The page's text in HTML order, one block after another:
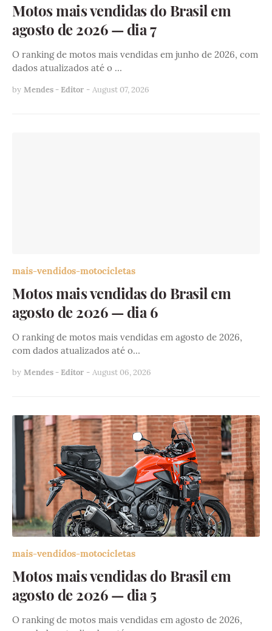
Motos mais vendidas do Brasil em
agosto de 2026 — dia 7
O ranking de motos mais vendidas em junho de 2026, com
dados atualizados até o …
by Mendes - Editor - August 07, 2026
mais-vendidos-motocicletas
Motos mais vendidas do Brasil em
agosto de 2026 — dia 6
O ranking de motos mais vendidas em agosto de 2026,
com dados atualizados até o…
by Mendes - Editor - August 06, 2026
mais-vendidos-motocicletas
Motos mais vendidas do Brasil em
agosto de 2026 — dia 5
O ranking de motos mais vendidas em agosto de 2026,